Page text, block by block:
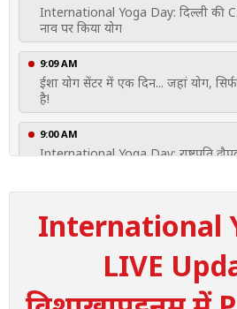
International Yoga Day: दिल्ली की
नाव पर किया योग
9:09 AM
ईशा योग सेंटर में एक दिन... जहां योग,
है!
9:00 AM
International Yoga Day: राष्ट्रपति
International Yoga Day: चिनाब रेल
अंतरराष्ट्रीय योग दिवस
International Yoga Day: गजेंद्र सिंह
International
LIVE